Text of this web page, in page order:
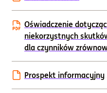
Oświadczenie
niekorzystnych
dla czynników
Prospekt informacyjny